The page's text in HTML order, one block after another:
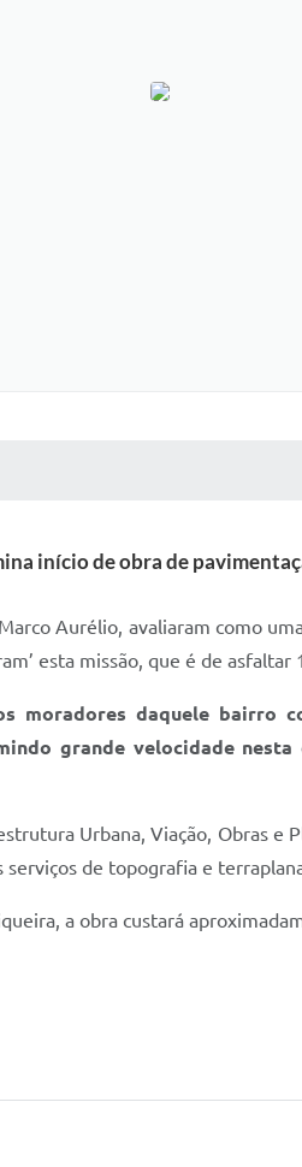
início de obra de
Aurélio, avaliaram como
esta missão, que é de
moradores daquele bairro
grande velocidade
Urbana, Viação, Obras
de topografia e
a obra custará